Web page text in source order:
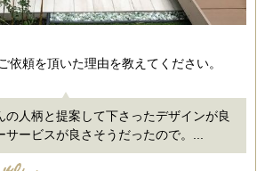
依頼を頂いた理由を教えてください。
の人柄と提案して下さったデザインが良
サービスが良さそうだったので。...